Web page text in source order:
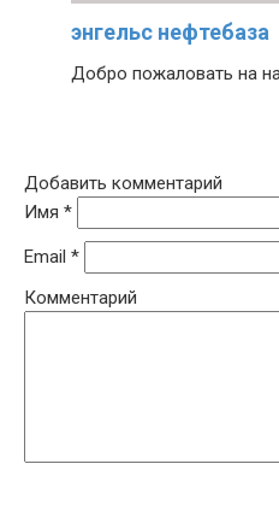
энгельс нефтебаза
Добро пожаловать на
Добавить комментарий
Имя *
Email *
Комментарий